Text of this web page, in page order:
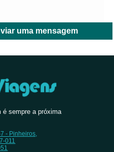
uma mensagem
é sempre a próxima
- Pinheiros,
011